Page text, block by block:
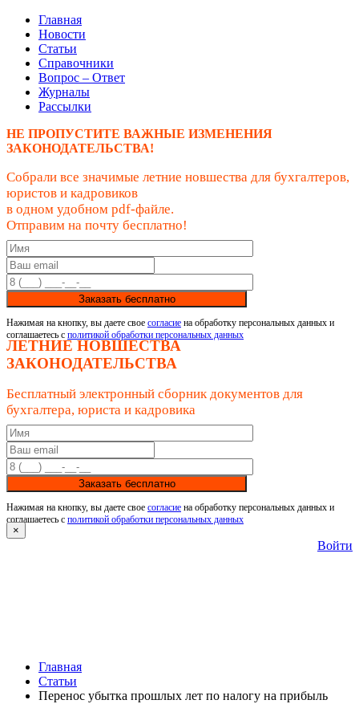
Главная
Новости
Статьи
Справочники
Вопрос – Ответ
Журналы
Рассылки
НЕ ПРОПУСТИТЕ ВАЖНЫЕ ИЗМЕНЕНИЯ
ЗАКОНОДАТЕЛЬСТВА!
Собрали все значимые летние новшества для бухгалтеров,
юристов и кадровиков
в одном удобном pdf-файле.
Отправим на почту бесплатно!
Заказать бесплатно
Нажимая на кнопку, вы даете свое согласие на обработку персональных данных и
соглашаетесь с политикой обработки персональных данных
ЛЕТНИЕ НОВШЕСТВА
ЗАКОНОДАТЕЛЬСТВА
Бесплатный электронный сборник документов для
бухгалтера, юриста и кадровика
Заказать бесплатно
Нажимая на кнопку, вы даете свое согласие на обработку персональных данных и
соглашаетесь с политикой обработки персональных данных
×
Войти
Главная
Статьи
Перенос убытка прошлых лет по налогу на прибыль